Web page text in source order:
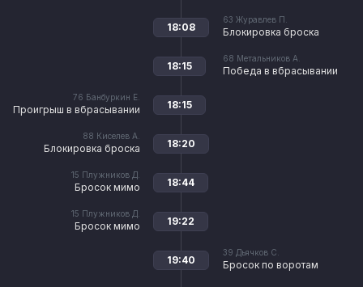
63 Журавлев П.
Блокировка броска
18:08
68 Метальников А.
Победа в вбрасывании
18:15
76 Банбуркин Е.
Проигрыш в вбрасывании 18:15
88 Киселев А.
Блокировка броска 18:20
15 Плужников Д.
Бросок мимо 18:44
15 Плужников Д.
Бросок мимо 19:22
39 Дьячков С.
Бросок по воротам
19:40